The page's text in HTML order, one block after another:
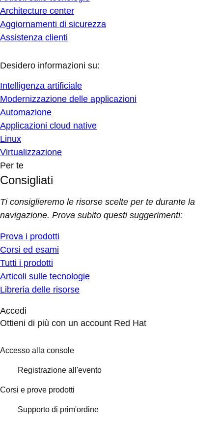
Architecture center
Aggiornamenti di sicurezza
Assistenza clienti
Desidero informazioni su:
Intelligenza artificiale
Modernizzazione delle applicazioni
Automazione
Applicazioni cloud native
Linux
Virtualizzazione
Per te
Consigliati
Ti consiglieremo le risorse scelte per te durante la
navigazione. Prova subito questi suggerimenti:
Prova i prodotti
Corsi ed esami
Tutti i prodotti
Articoli sulle tecnologie
Libreria delle risorse
Accedi
Ottieni di più con un account Red Hat
Accesso alla console
Registrazione all'evento
Corsi e prove prodotti
Supporto di prim'ordine